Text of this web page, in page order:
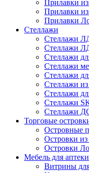
Прилавки
Прилавки из
Прилавки
Стеллажи
Стеллажи
Стеллажи
Стеллажи
Стеллажи
Стеллажи
Стеллажи
Стеллажи
Стеллажи
Стеллажи
Торговые
Островные
Островки из
Островки
Мебель для аптеки
Витрины